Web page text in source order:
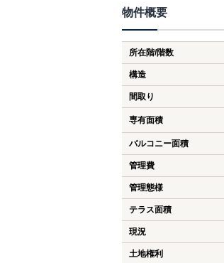
物件概要
所在階/階数
構造
間取り
専有面積
バルコニー面積
管理費
管理態様
テラス面積
現況
土地権利